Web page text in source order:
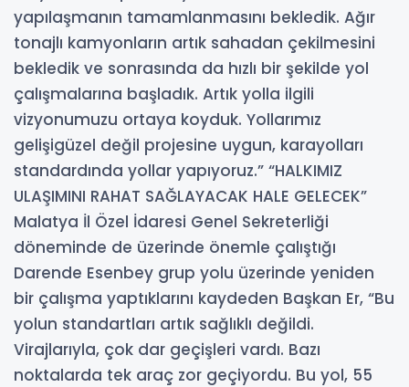
yapılaşmanın tamamlanmasını bekledik. Ağır
tonajlı kamyonların artık sahadan çekilmesini
bekledik ve sonrasında da hızlı bir şekilde yol
çalışmalarına başladık. Artık yolla ilgili
vizyonumuzu ortaya koyduk. Yollarımız
gelişigüzel değil projesine uygun, karayolları
standardında yollar yapıyoruz.” “HALKIMIZ
ULAŞIMINI RAHAT SAĞLAYACAK HALE GELECEK”
Malatya İl Özel İdaresi Genel Sekreterliği
döneminde de üzerinde önemle çalıştığı
Darende Esenbey grup yolu üzerinde yeniden
bir çalışma yaptıklarını kaydeden Başkan Er, “Bu
yolun standartları artık sağlıklı değildi.
Virajlarıyla, çok dar geçişleri vardı. Bazı
noktalarda tek araç zor geçiyordu. Bu yol, 55